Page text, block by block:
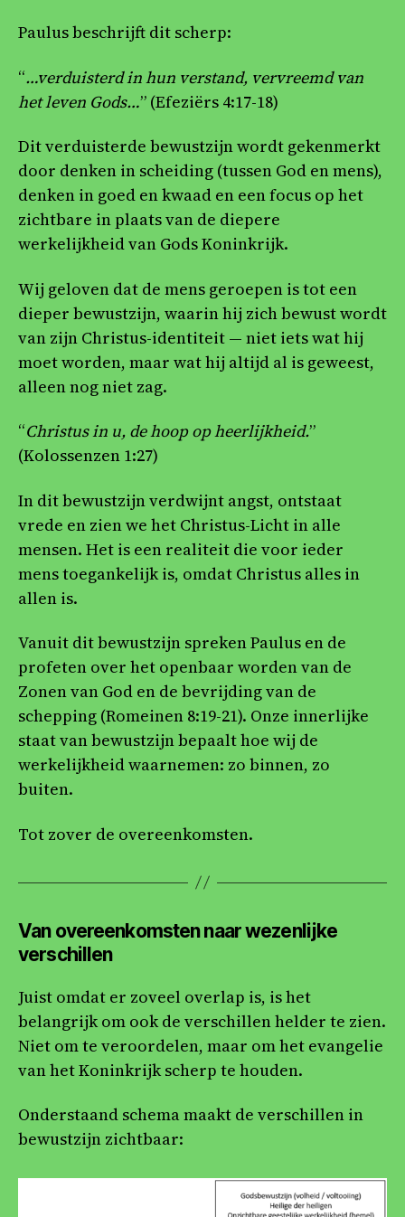
Paulus beschrijft dit scherp:
“…verduisterd in hun verstand, vervreemd van
het leven Gods…” (Efeziërs 4:17-18)
Dit verduisterde bewustzijn wordt gekenmerkt
door denken in scheiding (tussen God en mens),
denken in goed en kwaad en een focus op het
zichtbare in plaats van de diepere
werkelijkheid van Gods Koninkrijk.
Wij geloven dat de mens geroepen is tot een
dieper bewustzijn, waarin hij zich bewust wordt
van zijn Christus-identiteit — niet iets wat hij
moet worden, maar wat hij altijd al is geweest,
alleen nog niet zag.
“Christus in u, de hoop op heerlijkheid.”
(Kolossenzen 1:27)
In dit bewustzijn verdwijnt angst, ontstaat
vrede en zien we het Christus-Licht in alle
mensen. Het is een realiteit die voor ieder
mens toegankelijk is, omdat Christus alles in
allen is.
Vanuit dit bewustzijn spreken Paulus en de
profeten over het openbaar worden van de
Zonen van God en de bevrijding van de
schepping (Romeinen 8:19-21). Onze innerlijke
staat van bewustzijn bepaalt hoe wij de
werkelijkheid waarnemen: zo binnen, zo
buiten.
Tot zover de overeenkomsten.
Van overeenkomsten naar wezenlijke
verschillen
Juist omdat er zoveel overlap is, is het
belangrijk om ook de verschillen helder te zien.
Niet om te veroordelen, maar om het evangelie
van het Koninkrijk scherp te houden.
Onderstaand schema maakt de verschillen in
bewustzijn zichtbaar: